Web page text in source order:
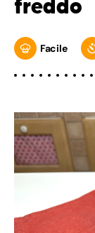
freddo
Facile